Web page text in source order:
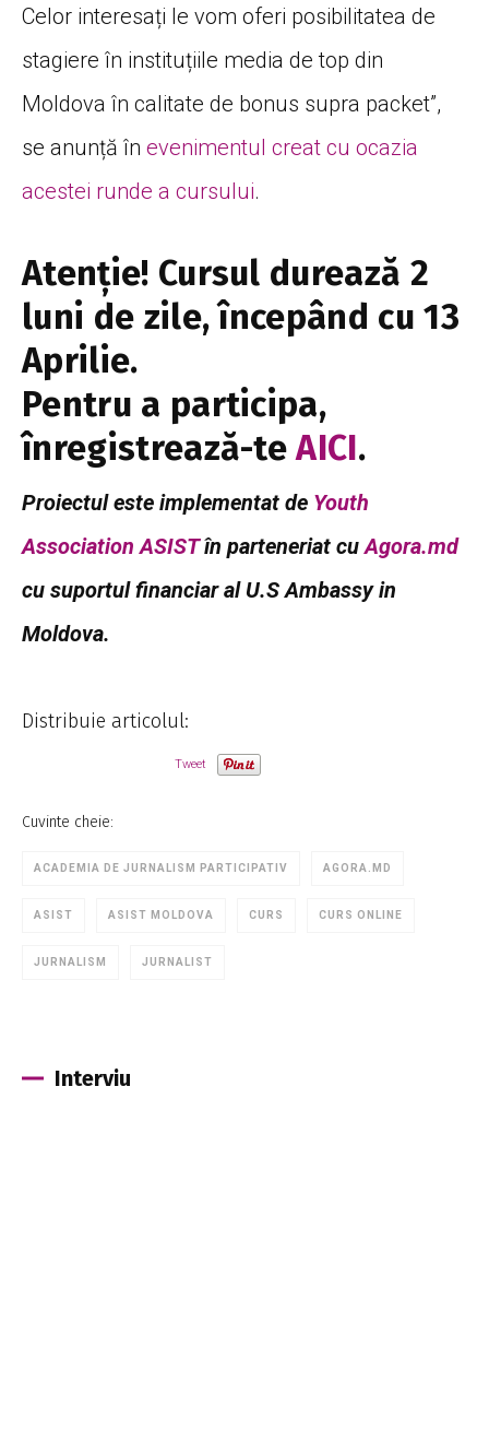
Celor interesați le vom oferi posibilitatea de
stagiere în instituțiile media de top din
Moldova în calitate de bonus supra packet”,
se anunță în evenimentul creat cu ocazia
acestei runde a cursului.
Atenție! Cursul durează 2
luni de zile, începând cu 13
Aprilie.
Pentru a participa,
înregistrează-teAICI.
Proiectul este implementat de Youth
Association ASISTîn parteneriat cuAgora.md
cu suportul financiar al U.S Ambassy in
Moldova.
Distribuie articolul:
Tweet
Cuvinte cheie:
ACADEMIA DE JURNALISM PARTICIPATIV AGORA.MD
ASIST ASIST MOLDOVA CURS CURS ONLINE
JURNALISM JURNALIST
Interviu